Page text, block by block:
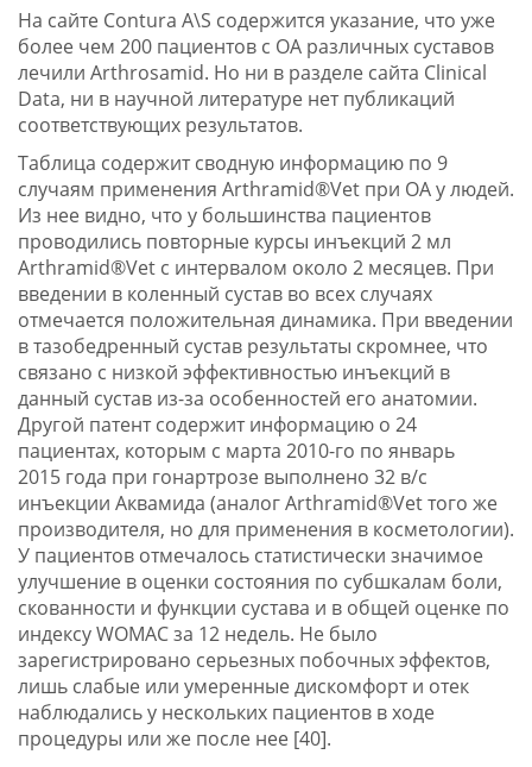
На сайте Contura A\S содержится указание, что уже
более чем 200 пациентов с ОА различных суставов
лечили Arthrosamid. Но ни в разделе сайта Clinical
Data, ни в научной литературе нет публикаций
соответствующих результатов.
Таблица содержит сводную информацию по 9
случаям применения Arthramid®Vet при ОА у людей.
Из нее видно, что у большинства пациентов
проводились повторные курсы инъекций 2 мл
Arthramid®Vet с интервалом около 2 месяцев. При
введении в коленный сустав во всех случаях
отмечается положительная динамика. При введении
в тазобедренный сустав результаты скромнее, что
связано с низкой эффективностью инъекций в
данный сустав из-за особенностей его анатомии.
Другой патент содержит информацию о 24
пациентах, которым с марта 2010-го по январь
2015 года при гонартрозе выполнено 32 в/с
инъекции Аквамида (аналог Arthramid®Vet того же
производителя, но для применения в косметологии).
У пациентов отмечалось статистически значимое
улучшение в оценки состояния по субшкалам боли,
скованности и функции сустава и в общей оценке по
индексу WOMAC за 12 недель. Не было
зарегистрировано серьезных побочных эффектов,
лишь слабые или умеренные дискомфорт и отек
наблюдались у нескольких пациентов в ходе
процедуры или же после нее [40].